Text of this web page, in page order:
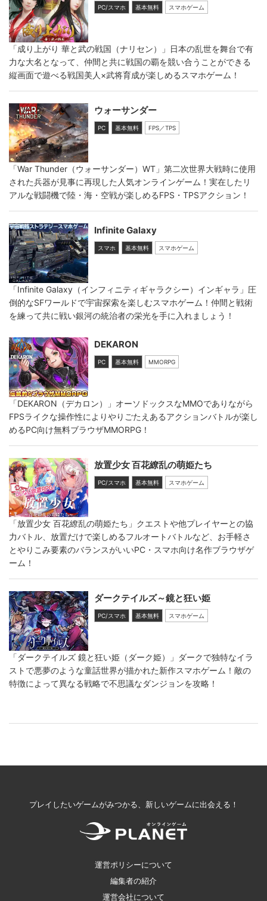
PC/スマホ 基本無料 スマホゲーム
「成り上がり 華と武の戦国（ナリセン）」日本の乱世を舞台で有
力な大名となって、仲間と共に戦国の覇を競い合うことができる
縦画面で遊べる戦国美人×武将育成が楽しめるスマホゲーム！
ウォーサンダー
PC 基本無料 FPS／TPS
「War Thunder（ウォーサンダー）WT」第二次世界大戦時に使用
された兵器が見事に再現した人気オンラインゲーム！実在したリ
アルな戦闘機で陸・海・空戦が楽しめるFPS・TPSアクション！
Infinite Galaxy
スマホ 基本無料 スマホゲーム
「Infinite Galaxy（インフィニティギャラクシー）インギャラ」圧
倒的なSFワールドで宇宙探索を楽しむスマホゲーム！仲間と戦術
を練って共に戦い銀河の統治者の栄光を手に入れましょう！
DEKARON
PC 基本無料 MMORPG
「DEKARON（デカロン）」オーソドックスなMMOでありながら
FPSライクな操作性によりやりごたえあるアクションバトルが楽し
めるPC向け無料ブラウザMMORPG！
放置少女 百花繚乱の萌姫たち
PC/スマホ 基本無料 スマホゲーム
「放置少女 百花繚乱の萌姫たち」クエストや他プレイヤーとの協
力バトル、放置だけで楽しめるフルオートバトルなど、お手軽さ
とやりこみ要素のバランスがいいPC・スマホ向け名作ブラウザゲ
ーム！
ダークテイルズ～鏡と狂い姫
PC/スマホ 基本無料 スマホゲーム
「ダークテイルズ 鏡と狂い姫（ダーク姫）」ダークで独特なイラ
ストで悪夢のような童話世界が描かれた新作スマホゲーム！敵の
特徴によって異なる戦略で不思議なダンジョンを攻略！
プレイしたいゲームがみつかる、新しいゲームに出会える！
運営ポリシーについて
編集者の紹介
運営会社について